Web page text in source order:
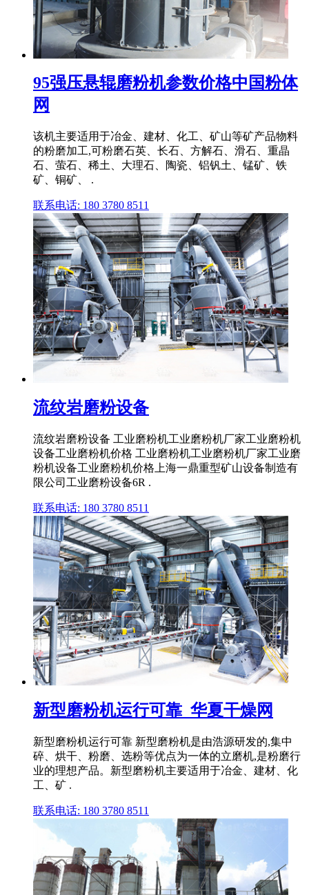
95强压悬辊磨粉机参数价格中国粉体
网
该机主要适用于冶金、建材、化工、矿山等矿产品物料
的粉磨加工,可粉磨石英、长石、方解石、滑石、重晶
石、萤石、稀土、大理石、陶瓷、铝钒土、锰矿、铁
矿、铜矿、 .
联系电话: 180 3780 8511
流纹岩磨粉设备
流纹岩磨粉设备 工业磨粉机工业磨粉机厂家工业磨粉机
设备工业磨粉机价格 工业磨粉机工业磨粉机厂家工业磨
粉机设备工业磨粉机价格上海一鼎重型矿山设备制造有
限公司工业磨粉设备6R .
联系电话: 180 3780 8511
新型磨粉机运行可靠_华夏干燥网
新型磨粉机运行可靠 新型磨粉机是由浩源研发的,集中
碎、烘干、粉磨、选粉等优点为一体的立磨机,是粉磨行
业的理想产品。新型磨粉机主要适用于冶金、建材、化
工、矿 .
联系电话: 180 3780 8511